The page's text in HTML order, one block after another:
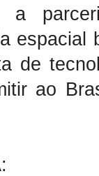
a
de
ao